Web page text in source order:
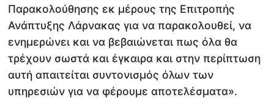
Παρακολούθησης εκ μέρους της Επιτροπής
Ανάπτυξης Λάρνακας για να παρακολουθεί, να
ενημερώνει και να βεβαιώνεται πως όλα θα
τρέχουν σωστά και έγκαιρα και στην περίπτωση
αυτή απαιτείται συντονισμός όλων των
υπηρεσιών για να φέρουμε αποτελέσματα».